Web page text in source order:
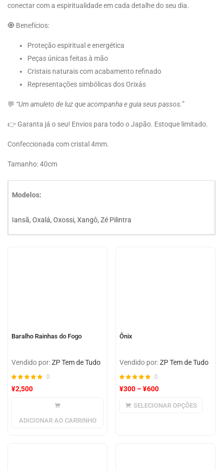
conectar com a espiritualidade em cada detalhe do seu dia.
🧿 Benefícios:
Proteção espiritual e energética
Peças únicas feitas à mão
Cristais naturais com acabamento refinado
Representações simbólicas dos Orixás
💬 “Um amuleto de luz que acompanha e guia seus passos.”
👉 Garanta já o seu! Envios para todo o Japão. Estoque limitado.
Confeccionada com cristal 4mm.
Tamanho: 40cm
Modelos:
Iansã, Oxalá, Oxossi, Xangô, Zé Pilintra
Baralho Rainhas do Fogo
Vendido por:ZP Tem de Tudo
0
¥2,500
ADICIONAR AO CARRINHO
Ônix
Vendido por:ZP Tem de Tudo
0
¥300 –¥600
SELECIONAR OPÇÕES